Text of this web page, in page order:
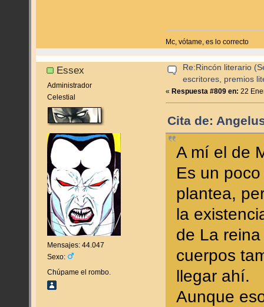
Mc, vótame, es lo correcto
Essex
Administrador
Celestial
Mensajes: 44.047
Sexo:
Chúpame el rombo.
Re:Rincón literario
escritores, premios
« Respuesta #809 en: 22
Cita de:
A mí el de
Es un
plantea,
la
de La
cuerpos
llegar ahí.
Aunque